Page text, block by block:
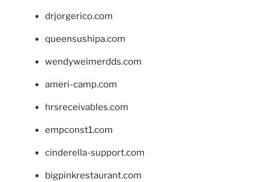
drjorgerico.com
queensushipa.com
wendyweimerdds.com
ameri-camp.com
hrsreceivables.com
empconst1.com
cinderella-support.com
bigpinkrestaurant.com